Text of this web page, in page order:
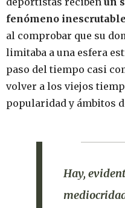
fenómeno
al comprobar que su
limitaba a una esfera
paso del tiempo casi
volver a los viejos
popularidad y ámbitos
Hay,